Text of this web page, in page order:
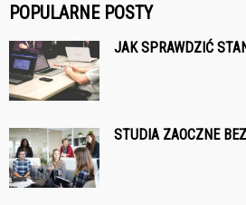
POPULARNE POSTY
JAK SPRAWDZIĆ
STUDIA ZAOCZNE